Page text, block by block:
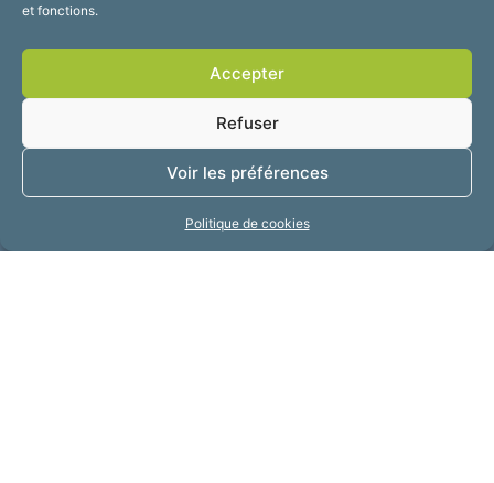
et fonctions.
Accepter
Refuser
Voir les préférences
Politique de cookies